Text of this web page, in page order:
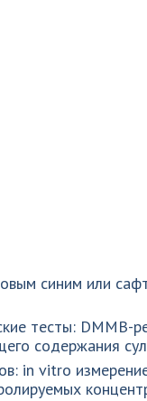
синим или
тесты: DMMB-
содержания
in vitro